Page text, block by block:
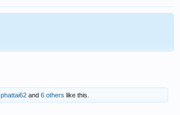
phattai62 and 6 others like this.